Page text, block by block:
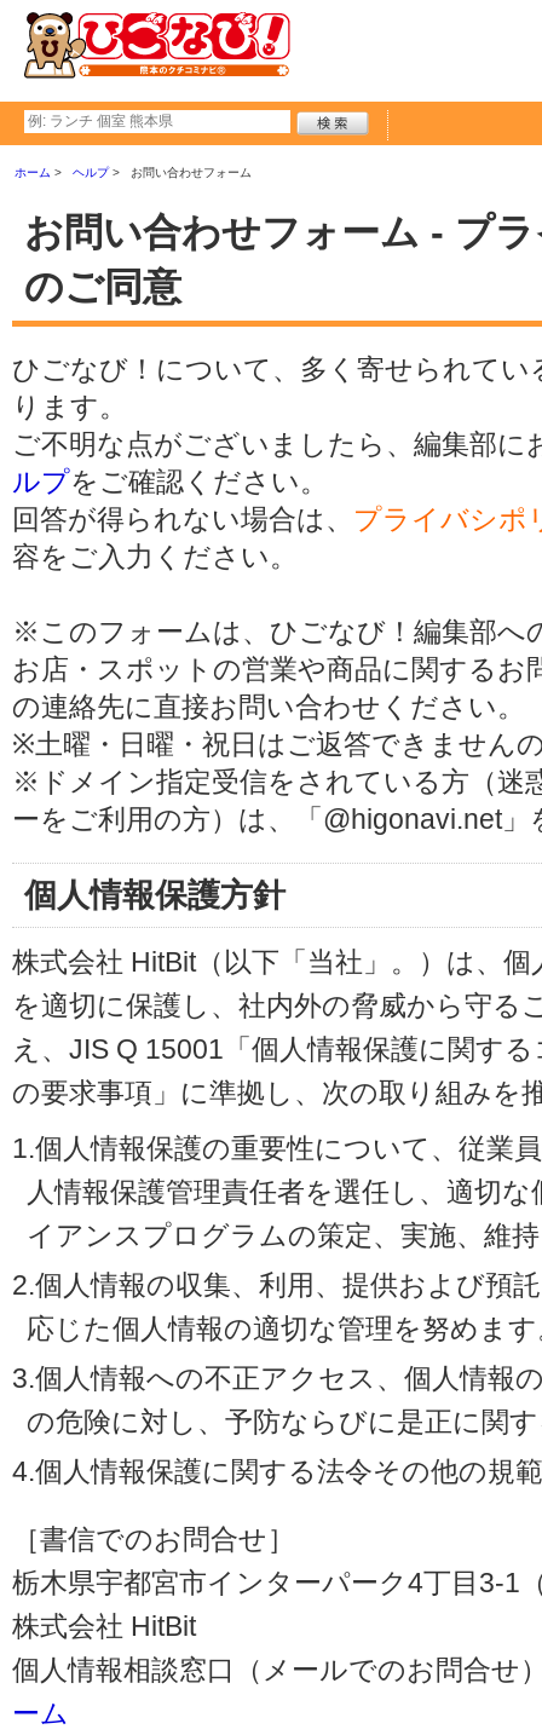
ホーム ヘルプ お問い合わせフォーム
お問い合わせフォーム - プ
のご同意
ひごなび！について、多く寄せられてい
ります。
ご不明な点がございましたら、編集部
ルプをご確認ください。
回答が得られない場合は、 プライバシポ
容をご入力ください。
※このフォームは、ひごなび！編集部へ
お店・スポットの営業や商品に関する
の連絡先に直接お問い合わせください。
※土曜・日曜・祝日はご返答できません
※ドメイン指定受信をされている方（迷
ーをご利用の方）は、「@higonavi.net
個人情報保護方針
株式会社 HitBit（以下「当社」。）は、
を適切に保護し、社内外の脅威から守る
え、JIS Q 15001「個人情報保護に関す
の要求事項」に準拠し、次の取り組みを
1.個人情報保護の重要性について、従業
人情報保護管理責任者を選任し、適切
イアンスプログラムの策定、実施、維
2.個人情報の収集、利用、提供および預
応じた個人情報の適切な管理を努めま
3.個人情報への不正アクセス、個人情報
の危険に対し、予防ならびに是正に関
4.個人情報保護に関する法令その他の規
［書信でのお問合せ］
栃木県宇都宮市インターパーク4丁目3-1
株式会社 HitBit
個人情報相談窓口（メールでのお問合せ
ーム